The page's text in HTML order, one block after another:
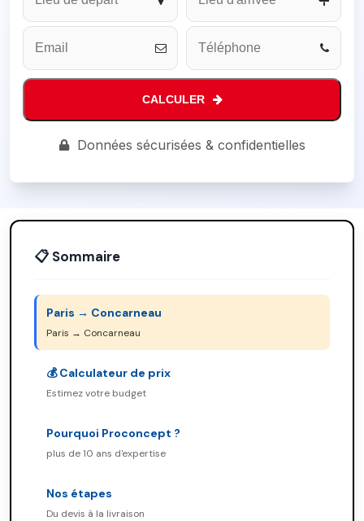
CALCULER
Company
Données sécurisées & confidentielles
📋 Sommaire
Paris → Concarneau
Paris → Concarneau
💰 Calculateur de prix
Estimez votre budget
Pourquoi Proconcept ?
plus de 10 ans d'expertise
Nos étapes
Du devis à la livraison